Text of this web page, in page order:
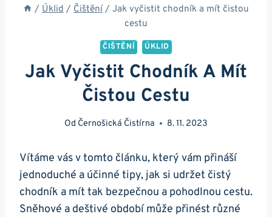
/ Úklid / Čištění / Jak vyčistit chodník a mít čistou
cestu
ČIŠTĚNÍ ÚKLID
Jak Vyčistit Chodník A Mít
Čistou Cestu
Od Černošická Čistírna 8. 11. 2023
Vítáme vás v tomto článku,‌ který vám přináší
jednoduché a účinné tipy, ⁣jak si udržet čistý
chodník⁢ a mít tak bezpečnou a‍ pohodlnou cestu.
Sněhové a deštivé období může přinést různé